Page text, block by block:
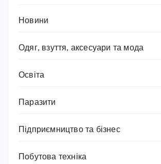
Новини
Одяг, взуття, аксесуари та мода
Освіта
Паразити
Підприємництво та бізнес
Побутова техніка